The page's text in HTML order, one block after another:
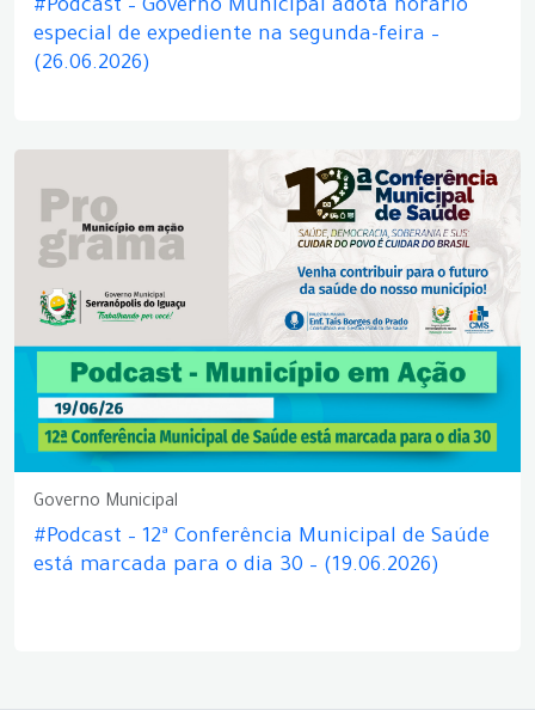
#Podcast – Governo Municipal adota horário
especial de expediente na segunda-feira –
(26.06.2026)
Governo Municipal
#Podcast – 12ª Conferência Municipal de Saúde
está marcada para o dia 30 – (19.06.2026)